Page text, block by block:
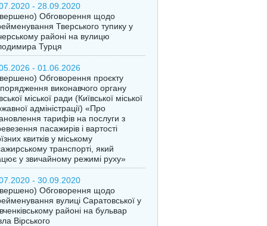
- 28.09.2020
Обговорення щодо
Тверського тупику у
районі на вулицю
Турця
- 01.06.2026
Обговорення проєкту
виконавчого органу
міської ради (Київської міської
адміністрації) «Про
тарифів на послуги з
пасажирів і вартості
квитків у міському
транспорті, який
у звичайному режимі руху»
- 30.09.2020
Обговорення щодо
вулиці Саратовської у
районі на бульвар
Вірського